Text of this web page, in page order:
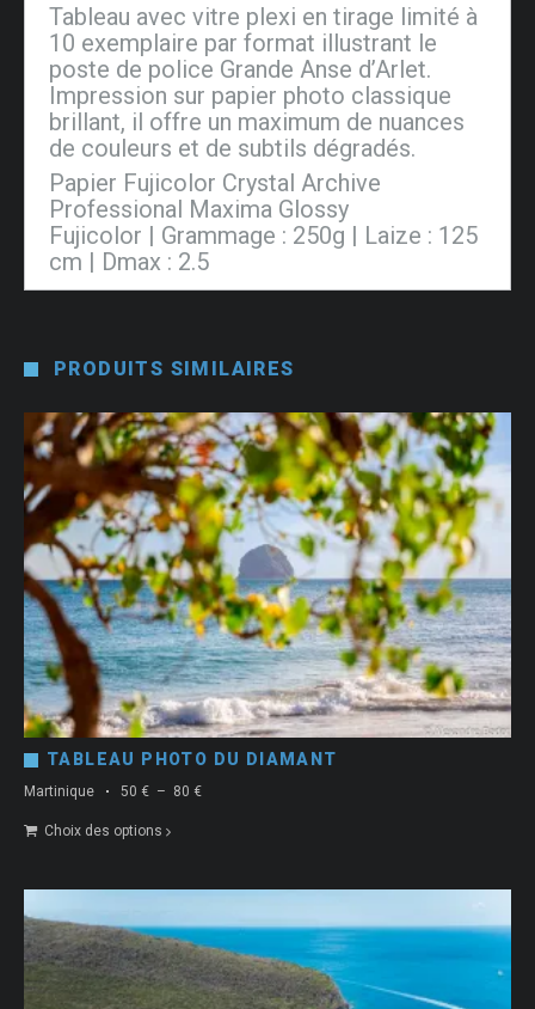
Tableau avec vitre plexi en tirage limité à
10 exemplaire par format illustrant le
poste de police Grande Anse d’Arlet.
Impression sur papier photo classique
brillant, il offre un maximum de nuances
de couleurs et de subtils dégradés.
Papier Fujicolor Crystal Archive
Professional Maxima Glossy
Fujicolor | Grammage : 250g | Laize : 125
cm | Dmax : 2.5
PRODUITS SIMILAIRES
TABLEAU PHOTO DU DIAMANT
Martinique
Choix des options
50 € – 80 €Plage